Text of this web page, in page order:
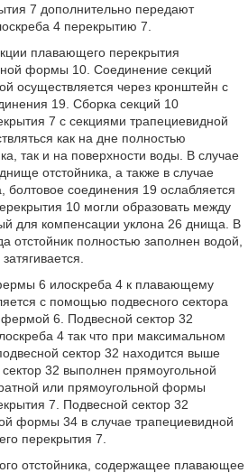
7 дополнительно передают
4 перекрытию 7.
плавающего перекрытия
формы 10. Соединение секций
осуществляется через кронштейн с
19. Сборка секций 10
7 с секциями трапециевидной
как на дне полностью
так и на поверхности воды. В случае
отстойника, а также в случае
болтовое соединения 19 ослабляется
10 могли образовать между
для компенсации уклона 26 днища. В
отстойник полностью заполнен водой,
6 илоскреба 4 к плавающему
с помощью подвесного сектора
6. Подвесной сектор 32
4 так что при максимальном
сектор 32 находится выше
32 выполнен прямоугольной
или прямоугольной формы
7. Подвесной сектор 32
формы 34 в случае трапециевидной
перекрытия 7.
отстойника, содержащее плавающее